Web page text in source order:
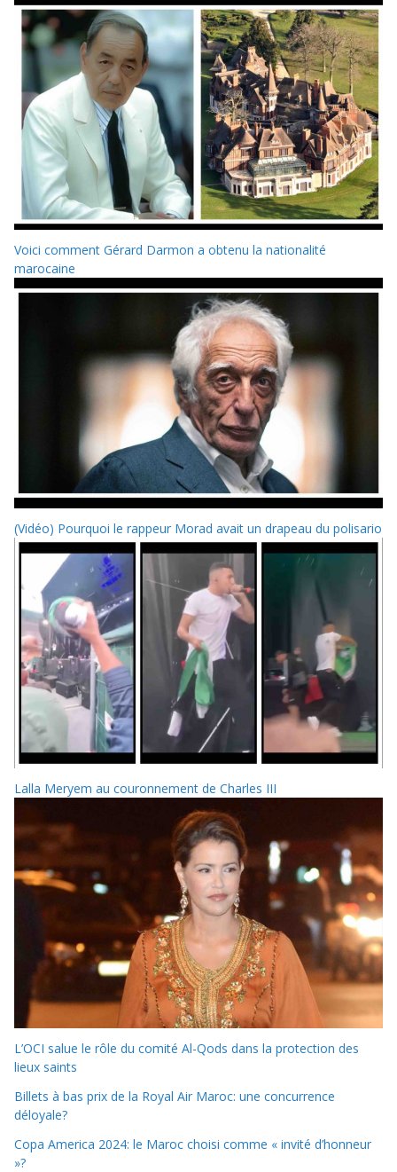
Voici comment Gérard Darmon a obtenu la nationalité
marocaine
(Vidéo) Pourquoi le rappeur Morad avait un drapeau du polisario
Lalla Meryem au couronnement de Charles III
L’OCI salue le rôle du comité Al-Qods dans la protection des
lieux saints
Billets à bas prix de la Royal Air Maroc: une concurrence
déloyale?
Copa America 2024: le Maroc choisi comme « invité d’honneur
»?